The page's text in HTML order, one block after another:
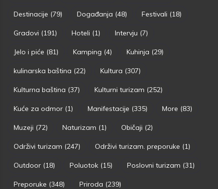
Destinacije (79) Događanja (48) Festivali (18)
Gradovi (191) Hoteli (1) Intervju (7)
Jelo i piće (81) Kamping (4) Kuhinja (29)
kulinarska baština (22) Kultura (307)
Kulturna baština (37) Kulturni turizam (252)
Kuće za odmor (1) Manifestacije (335) More (83)
Muzeji (72) Naturizam (1) Običaji (2)
Održivi turizam (247) Održivi turizam. preporuke (1)
Outdoor (18) Poluotok (15) Poslovni turizam (31)
Preporuke (348) Priroda (239)